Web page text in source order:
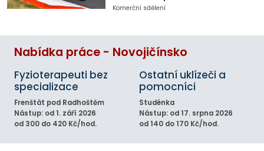
Komerční sdělení
Nabídka práce - Novojičínsko
Fyzioterapeuti bez
specializace
Frenštát pod Radhoštěm
Nástup: od 1. září 2026
od 300 do 420 Kč/hod.
Ostatní uklízeči a
pomocníci
Studénka
Nástup: od 17. srpna 2026
od 140 do 170 Kč/hod.